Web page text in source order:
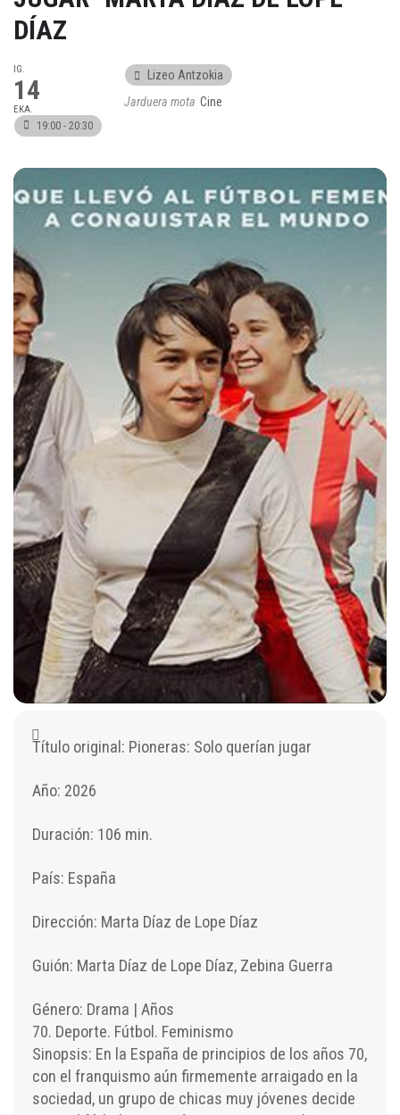
DÍAZ
IG.
14
EKA.
19:00 - 20:30
Lizeo Antzokia
Jarduera mota Cine
Título original: Pioneras: Solo querían jugar
Año: 2026
Duración: 106 min.
País: España
Dirección: Marta Díaz de Lope Díaz
Guión: Marta Díaz de Lope Díaz, Zebina Guerra
Género: Drama | Años
70. Deporte. Fútbol. Feminismo
Sinopsis: En la España de principios de los años 70,
con el franquismo aún firmemente arraigado en la
sociedad, un grupo de chicas muy jóvenes decide